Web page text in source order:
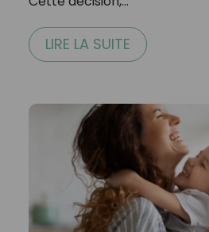
LIRE LA SUITE